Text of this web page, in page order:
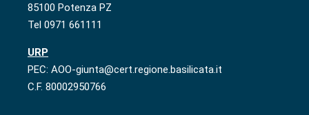
85100 Potenza PZ
Tel 0971 661111
URP
PEC: AOO-giunta@cert.regione.basilicata.it
C.F. 80002950766